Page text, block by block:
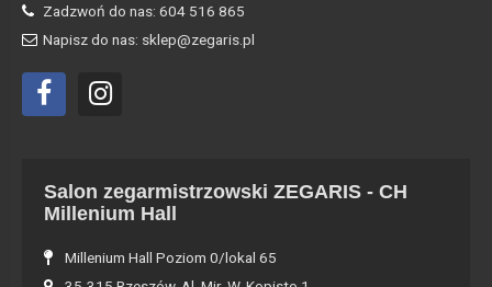
Zadzwoń do nas: 604 516 865
Napisz do nas: sklep@zegaris.pl
Salon zegarmistrzowski ZEGARIS - CH
Millenium Hall
Millenium Hall Poziom 0/lokal 65